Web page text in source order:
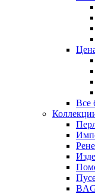
Все